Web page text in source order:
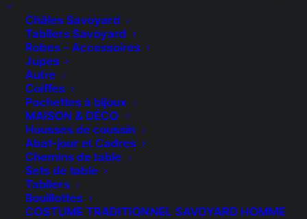
Châles Savoyard
Tabliers Savoyard
Robes – Accessoires
Jupes
Autre
Coiffes
Pochettes à bijoux
MAISON & DÉCO
Housses de coussin
Abat-jour et Cadres
Chemins de table
Sets de table
Tabliers
Bouillottes
COSTUME TRADITIONNEL SAVOYARD HOMME
Contact